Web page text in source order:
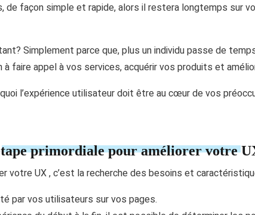
de façon simple et rapide, alors il restera longtemps sur
Simplement parce que, plus un individu passe de
faire appel à vos services, acquérir vos produits et
l’expérience utilisateur doit être au cœur de vos
primordiale pour améliorer votre
votre UX , c’est la recherche des besoins et
par vos utilisateurs sur vos pages.